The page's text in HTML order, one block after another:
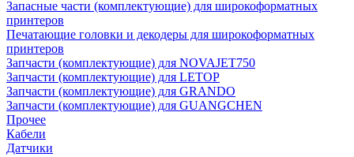
Запасные части (комплектующие) для широкоформатных
принтеров
Печатающие головки и декодеры для широкоформатных
принтеров
Запчасти (комплектующие) для NOVAJET750
Запчасти (комплектующие) для LETOP
Запчасти (комплектующие) для GRANDO
Запчасти (комплектующие) для GUANGCHEN
Прочее
Кабели
Датчики